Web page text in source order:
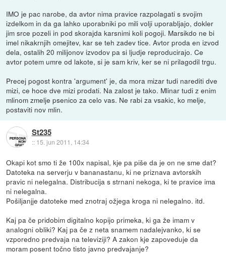
IMO je pac narobe, da avtor nima pravice razpolagati s svojim
izdelkom in da ga lahko uporabniki po mili volji uporabljajo, dokler
jim srce pozeli in pod skorajda karsnimi koli pogoji. Marsikdo ne bi
imel nikakrnjih omejitev, kar se teh zadev tice. Avtor proda en izvod
dela, ostalih 20 milijonov izvodov pa si ljudje reproducirajo. Ce
avtor potem umre od lakote, si je sam kriv, ker se ni prilagodil trgu.
Precej pogost kontra 'argument' je, da mora mizar tudi narediti dve
mizi, ce hoce dve mizi prodati. Na zalost je tako. Mlinar tudi z enim
mlinom zmelje psenico za celo vas. Ne rabi za vsakic, ko melje,
postaviti nov mlin.
St235
:: 15. jun 2011, 14:34
Okapi kot smo ti že 100x napisal, kje pa piše da je on ne sme dat?
Datoteka na serverju v bananastanu, ki ne priznava avtorskih
pravic ni nelegalna. Distribucija s strnani nekoga, ki te pravice ima
ni nelegalna.
Pošiljanjje datoteke med znotraj ožjega kroga ni nelegalno. itd.
Kaj pa če pridobim digitalno kopijo primeka, ki ga že imam v
analogni obliki? Kaj pa če z neta snamem nadalejvanko, ki se
vzporedno predvaja na televiziji? A zakon kje zapoveduje da
moram posent točno tisto javno predvajanje?